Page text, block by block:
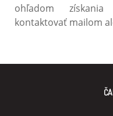
ohľadom
kontaktovať mailom